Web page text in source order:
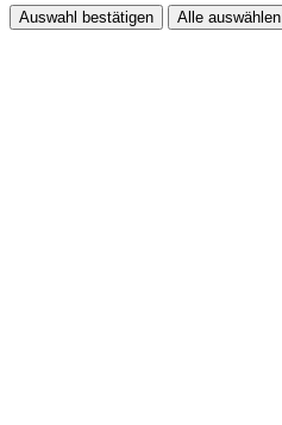
Auswahl bestätigen Alle auswählen